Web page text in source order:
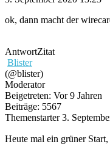
ok, dann macht der
AntwortZitat
Blister
(@blister)
Moderator
Beigetreten: Vor 9 Jahren
Beiträge: 5567
Themenstarter 3.
Heute mal ein grüner